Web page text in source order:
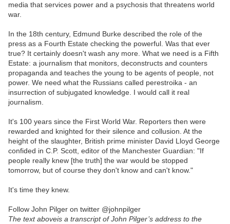
media that services power and a psychosis that threatens world
war.
In the 18th century, Edmund Burke described the role of the
press as a Fourth Estate checking the powerful. Was that ever
true? It certainly doesn't wash any more. What we need is a Fifth
Estate: a journalism that monitors, deconstructs and counters
propaganda and teaches the young to be agents of people, not
power. We need what the Russians called perestroika - an
insurrection of subjugated knowledge. I would call it real
journalism.
It's 100 years since the First World War. Reporters then were
rewarded and knighted for their silence and collusion. At the
height of the slaughter, British prime minister David Lloyd George
confided in C.P. Scott, editor of the Manchester Guardian: "If
people really knew [the truth] the war would be stopped
tomorrow, but of course they don't know and can't know."
It's time they knew.
Follow John Pilger on twitter @johnpilger
The text aboveis a transcript of John Pilger’s address to the